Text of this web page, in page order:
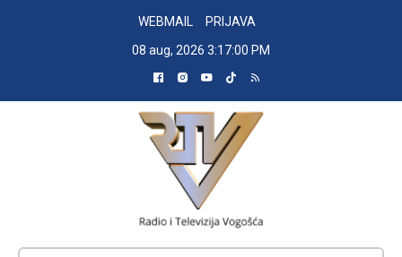
WEBMAIL
PRIJAVA
08 aug, 2026 3:17:01 PM